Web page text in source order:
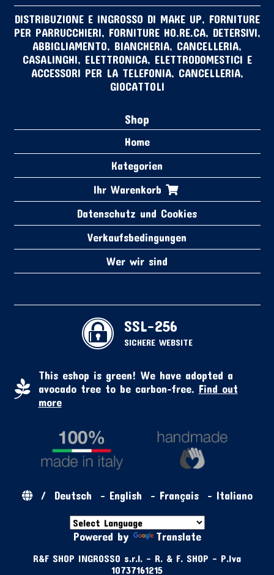
DISTRIBUZIONE E INGROSSO DI MAKE UP, FORNITURE
PER PARRUCCHIERI, FORNITURE HO.RE.CA, DETERSIVI,
ABBIGLIAMENTO, BIANCHERIA, CANCELLERIA,
CASALINGHI, ELETTRONICA, ELETTRODOMESTICI E
ACCESSORI PER LA TELEFONIA, CANCELLERIA,
GIOCATTOLI
Shop
Home
Kategorien
Ihr Warenkorb
Datenschutz und Cookies
Verkaufsbedingungen
Wer wir sind
SSL-256
SICHERE WEBSITE
This eshop is green! We have adopted a
avocado tree to be carbon-free. Find out
more
/ Deutsch - English - Français- Italiano
Powered by Translate
R&F SHOP INGROSSO s.r.l. - R. & F. SHOP - P.Iva
10737161215